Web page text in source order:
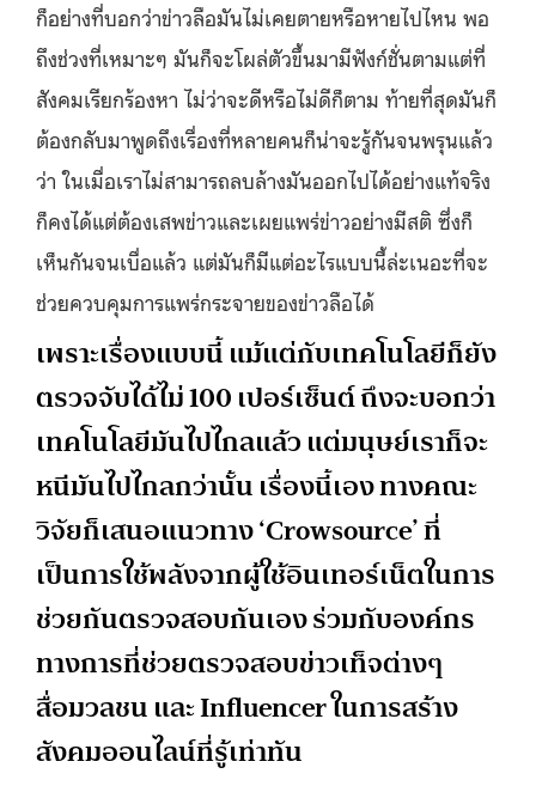
ก็อย่างที่บอกว่าข่าวลือมันไม่เคยตายหรือหายไปไหน พอ
ถึงช่วงที่เหมาะๆ มันก็จะโผล่ตัวขึ้นมามีฟังก์ชั่นตามแต่ที่
สังคมเรียกร้องหา ไม่ว่าจะดีหรือไม่ดีก็ตาม ท้ายที่สุดมันก็
ต้องกลับมาพูดถึงเรื่องที่หลายคนก็น่าจะรู้กันจนพรุนแล้ว
ว่า ในเมื่อเราไม่สามารถลบล้างมันออกไปได้อย่างแท้จริง
ก็คงได้แต่ต้องเสพข่าวและเผยแพร่ข่าวอย่างมีสติ ซึ่งก็
เห็นกันจนเบื่อแล้ว แต่มันก็มีแต่อะไรแบบนี้ล่ะเนอะที่จะ
ช่วยควบคุมการแพร่กระจายของข่าวลือได้
เพราะเรื่องแบบนี้ แม้แต่กับเทคโนโลยีก็ยัง
ตรวจจับได้ไม่ 100 เปอร์เซ็นต์ ถึงจะบอกว่า
เทคโนโลยีมันไปไกลแล้ว แต่มนุษย์เราก็จะ
หนีมันไปไกลกว่านั้น เรื่องนี้เอง ทางคณะ
วิจัยก็เสนอแนวทาง ‘Crowsource’ ที่
เป็นการใช้พลังจากผู้ใช้อินเทอร์เน็ตในการ
ช่วยกันตรวจสอบกันเอง ร่วมกับองค์กร
ทางการที่ช่วยตรวจสอบข่าวเท็จต่างๆ
สื่อมวลชน และ Influencer ในการสร้าง
สังคมออนไลน์ที่รู้เท่าทัน